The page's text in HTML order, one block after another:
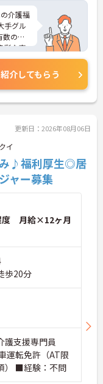
者が新
ず無理
おり働
キルア
ではの
給与に
費補
イPLUS
イルや
ながら
介護福
手グル
数の規
彩な事
にワン
バー
能力を
も大き
（事
リスク
家族
AIを
積極的
業務効
求して
意欲を
で
バラ
おり
すいで
休の
確保
制度が
紹介してもらう
更新日：2026年08月06日
イ
み♪福利厚生◎居
ャー募集
度 月給×12ヶ月
歩20分
護支援専門員
運転免許（AT限
） ■経験：不問